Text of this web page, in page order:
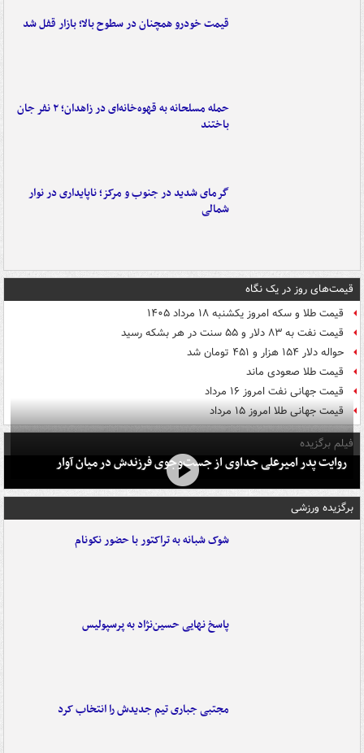
قیمت خودرو همچنان در سطوح بالا؛ بازار قفل شد
حمله مسلحانه به قهوه‌خانه‌ای در زاهدان؛ ۲ نفر جان
باختند
گرمای شدید در جنوب و مرکز؛ ناپایداری در نوار
شمالی
قیمت‌های روز در یک نگاه
قیمت طلا و سکه امروز یکشنبه ۱۸ مرداد ۱۴۰۵
قیمت نفت به ۸۳ دلار و ۵۵ سنت در هر بشکه رسید
حواله دلار ۱۵۴ هزار و ۴۵۱ تومان شد
قیمت طلا صعودی ماند
قیمت جهانی نفت امروز ۱۶ مرداد
قیمت جهانی طلا امروز ۱۵ مرداد
فیلم برگزیده
روایت پدر امیرعلی جداوی از جست‌وجوی فرزندش در میان آوار
برگزیده ورزشی
شوک شبانه به تراکتور با حضور نکونام
پاسخ نهایی حسین‌نژاد به پرسپولیس
مجتبی جباری تیم جدیدش را انتخاب کرد